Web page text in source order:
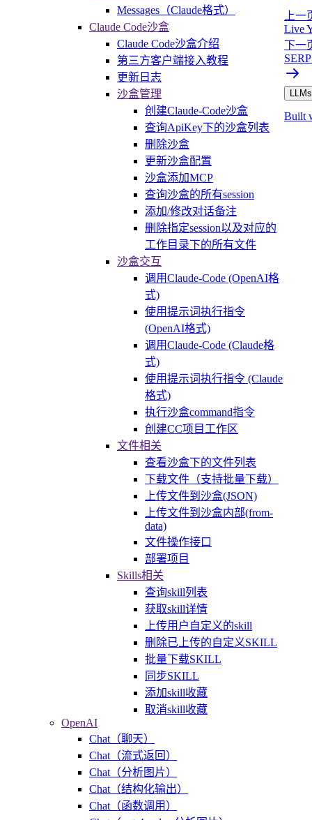
Messages（Claude格式）
Claude Code沙盒
Claude Code沙盒介绍
第三方客户端接入教程
更新日志
沙盒管理
创建Claude-Code沙盒
查询ApiKey下的沙盒列表
删除沙盒
更新沙盒配置
沙盒添加MCP
查询沙盒的所有session
添加/修改对话备注
删除指定session以及对应的
工作目录下的所有文件
沙盒交互
调用Claude-Code (OpenAI格
式)
使用提示词执行指令
(OpenAI格式)
调用Claude-Code (Claude格
式)
使用提示词执行指令 (Claude
格式)
执行沙盒command指令
创建CC项目工作区
文件相关
查看沙盒下的文件列表
下载文件（支持批量下载）
上传文件到沙盒(JSON)
上传文件到沙盒内部(from-
data)
文件操作接口
部署项目
Skills相关
查询skill列表
获取skill详情
上传用户自定义的skill
删除已上传的自定义SKILL
批量下载SKILL
同步SKILL
添加skill收藏
取消skill收藏
OpenAI
Chat（聊天）
Chat（流式返回）
Chat（分析图片）
Chat（结构化输出）
Chat（函数调用）
上一
Live
下一
Built